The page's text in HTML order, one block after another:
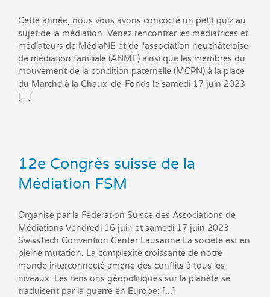
Cette année, nous vous avons concocté un petit quiz au
sujet de la médiation. Venez rencontrer les médiatrices et
médiateurs de MédiaNE et de l'association neuchâteloise
de médiation familiale (ANMF) ainsi que les membres du
mouvement de la condition paternelle (MCPN) à la place
du Marché à la Chaux-de-Fonds le samedi 17 juin 2023
[...]
12e Congrès suisse de la
Médiation FSM
Organisé par la Fédération Suisse des Associations de
Médiations Vendredi 16 juin et samedi 17 juin 2023
SwissTech Convention Center Lausanne La société est en
pleine mutation. La complexité croissante de notre
monde interconnecté amène des conflits à tous les
niveaux: Les tensions géopolitiques sur la planète se
traduisent par la guerre en Europe; [...]